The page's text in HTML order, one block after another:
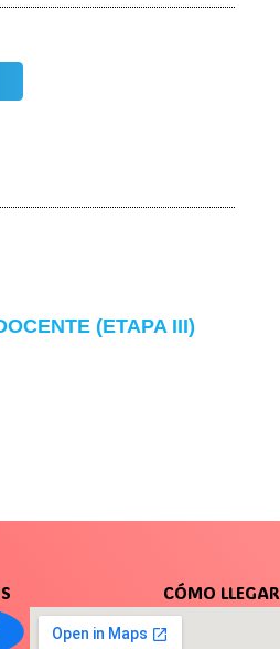
(ETAPA III)
CÓMO LLEGAR